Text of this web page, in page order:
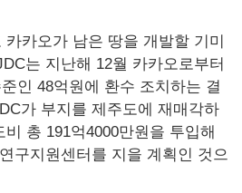
카오가 남은 땅을 개발할 기미
는 지난해 12월 카카오로부터
인 48억원에 환수 조치하는 결
가 부지를 제주도에 재매각하
총 191억4000만원을 투입해
구지원센터를 지을 계획인 것으